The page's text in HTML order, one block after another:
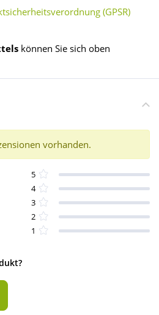
(GPSR)
können Sie sich oben
vorhanden.
5
4
3
2
1